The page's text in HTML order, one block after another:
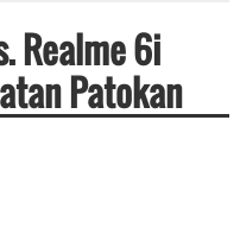
Realme 6i
Patokan